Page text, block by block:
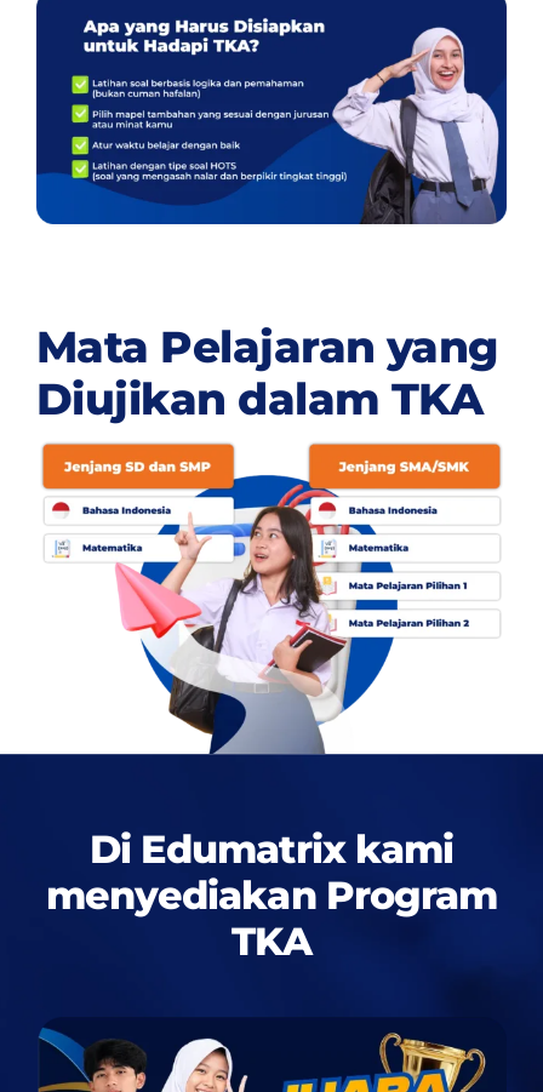
Mata Pelajaran yang
Diujikan dalam TKA
Di Edumatrix kami
menyediakan Program
TKA